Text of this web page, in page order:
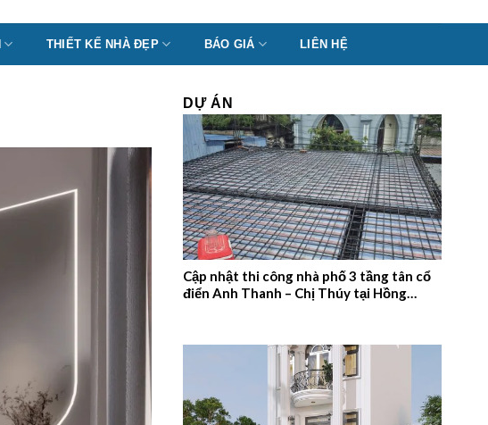
THIẾT KẾ NHÀ ĐẸP BÁO GIÁ LIÊN HỆ
DỰ ÁN
Cập nhật thi công nhà phố 3 tầng tân cổ
điển Anh Thanh – Chị Thúy tại Hồng